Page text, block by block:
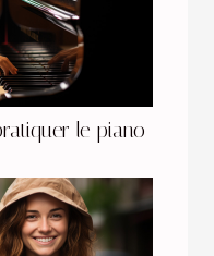
le piano